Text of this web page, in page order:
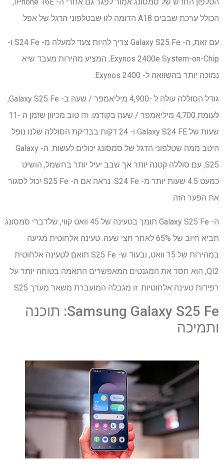
הטלפון החדש של סמסונג אמור לפגר גם אחרי ה- iPhone 16E,
הכולל ערכת שבבים A18 הדומה לזו שבטלפוני הדגל של אפל.
עם זאת, ה- Galaxy S25 Fe צריך להיות צעד למעלה מ- S24 Fe ו-
Exynos 2400e System-on-Chip, המציע מהירות מעבד שיא
נמוכה יותר בהשוואה ל- Exynos 2400.
גודל הסוללה עולה ל -4,900 מיליאמפר / שעה ב- Galaxy S25 Fe,
לעומת 4,700 מיליאמפר / שעה בקודמו. זה טוב מכיוון שזמן ה -11
שעות של Galaxy S24 FE ו- 24 דקות בבדיקת הסוללה שלנו נופל
היטב ממה שטלפוני הדגל של סמסונג יכולים לעשות. ה- Galaxy
S25, עם סוללה קטנה יותר אך שבב יעיל יותר בחשמל, הושיט
כמעט 4.5 שעות יותר מ- S24 Fe. נראה אם ​​ה- S25 Fe יכול לסגור
את הפער הזה.
ה- Galaxy S25 Fe תומך בטעינה של 45 וואט קווי, שלדברי סמסונג
תביא חיוב של 65% לאחר חצי שעה. טעינה אלחוטית מגיעה
במהירות של 15 וואט, ובעוד ש- S25 Fe תואם לטעינה אלחוטית
QI2, הוא חסר את המגנטים המאפשרים התאמה בטוחה יותר על
רפידות טעינה אלחוטיות. זו מגבלה המועברת משאר מערך S25.
Samsung Galaxy S25 Fe: תוכנה
ותמיכה